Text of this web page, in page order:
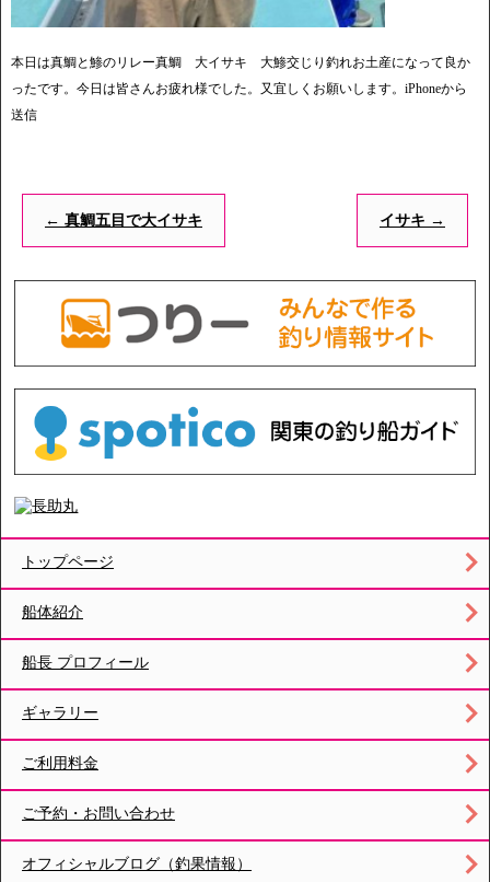
本日は真鯛と鯵のリレー真鯛 大イサキ 大鯵交じり釣れお土産になって良か
ったです。今日は皆さんお疲れ様でした。又宜しくお願いします。iPhoneから
送信
← 真鯛五目で大イサキ イサキ →
トップページ
船体紹介
船長 プロフィール
ギャラリー
ご利用料金
ご予約・お問い合わせ
オフィシャルブログ（釣果情報）